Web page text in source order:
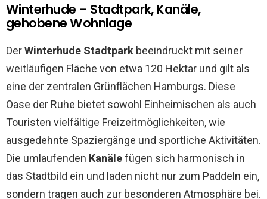
Winterhude – Stadtpark, Kanäle,
gehobene Wohnlage
DerWinterhude Stadtpark beeindruckt mit seiner
weitläufigen Fläche von etwa 120 Hektar und gilt als
eine der zentralen Grünflächen Hamburgs. Diese
Oase der Ruhe bietet sowohl Einheimischen als auch
Touristen vielfältige Freizeitmöglichkeiten, wie
ausgedehnte Spaziergänge und sportliche Aktivitäten.
Die umlaufenden Kanälefügen sich harmonisch in
das Stadtbild ein und laden nicht nur zum Paddeln ein,
sondern tragen auch zur besonderen Atmosphäre bei.